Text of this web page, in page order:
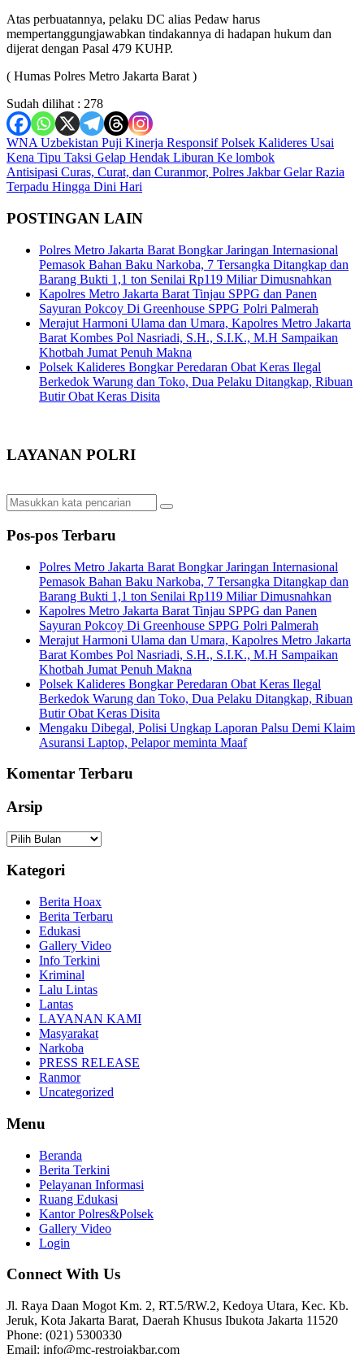
Atas perbuatannya, pelaku DC alias Pedaw harus
mempertanggungjawabkan tindakannya di hadapan hukum dan
dijerat dengan Pasal 479 KUHP.
( Humas Polres Metro Jakarta Barat )
Sudah dilihat : 278
Navigasi
pos
WNA Uzbekistan Puji Kinerja Responsif Polsek Kalideres Usai
Kena Tipu Taksi Gelap Hendak Liburan Ke lombok
Antisipasi Curas, Curat, dan Curanmor, Polres Jakbar Gelar Razia
Terpadu Hingga Dini Hari
POSTINGAN LAIN
Polres Metro Jakarta Barat Bongkar Jaringan Internasional
Pemasok Bahan Baku Narkoba, 7 Tersangka Ditangkap dan
Barang Bukti 1,1 ton Senilai Rp119 Miliar Dimusnahkan
Kapolres Metro Jakarta Barat Tinjau SPPG dan Panen
Sayuran Pokcoy Di Greenhouse SPPG Polri Palmerah
Merajut Harmoni Ulama dan Umara, Kapolres Metro Jakarta
Barat Kombes Pol Nasriadi, S.H., S.I.K., M.H Sampaikan
Khotbah Jumat Penuh Makna
Polsek Kalideres Bongkar Peredaran Obat Keras Ilegal
Berkedok Warung dan Toko, Dua Pelaku Ditangkap, Ribuan
Butir Obat Keras Disita
LAYANAN POLRI
Pos-pos Terbaru
Polres Metro Jakarta Barat Bongkar Jaringan Internasional
Pemasok Bahan Baku Narkoba, 7 Tersangka Ditangkap dan
Barang Bukti 1,1 ton Senilai Rp119 Miliar Dimusnahkan
Kapolres Metro Jakarta Barat Tinjau SPPG dan Panen
Sayuran Pokcoy Di Greenhouse SPPG Polri Palmerah
Merajut Harmoni Ulama dan Umara, Kapolres Metro Jakarta
Barat Kombes Pol Nasriadi, S.H., S.I.K., M.H Sampaikan
Khotbah Jumat Penuh Makna
Polsek Kalideres Bongkar Peredaran Obat Keras Ilegal
Berkedok Warung dan Toko, Dua Pelaku Ditangkap, Ribuan
Butir Obat Keras Disita
Mengaku Dibegal, Polisi Ungkap Laporan Palsu Demi Klaim
Asuransi Laptop, Pelapor meminta Maaf
Komentar Terbaru
Arsip
Arsip
Kategori
Berita Hoax
Berita Terbaru
Edukasi
Gallery Video
Info Terkini
Kriminal
Lalu Lintas
Lantas
LAYANAN KAMI
Masyarakat
Narkoba
PRESS RELEASE
Ranmor
Uncategorized
Menu
Beranda
Berita Terkini
Pelayanan Informasi
Ruang Edukasi
Kantor Polres&Polsek
Gallery Video
Login
Connect With Us
Jl. Raya Daan Mogot Km. 2, RT.5/RW.2, Kedoya Utara, Kec. Kb.
Jeruk, Kota Jakarta Barat, Daerah Khusus Ibukota Jakarta 11520
Phone: (021) 5300330
Email: info@mc-restrojakbar.com